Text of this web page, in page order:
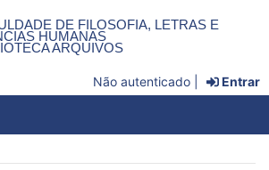
DE FILOSOFIA, LETRAS E
HUMANAS
ARQUIVOS
Não autenticado | Entrar